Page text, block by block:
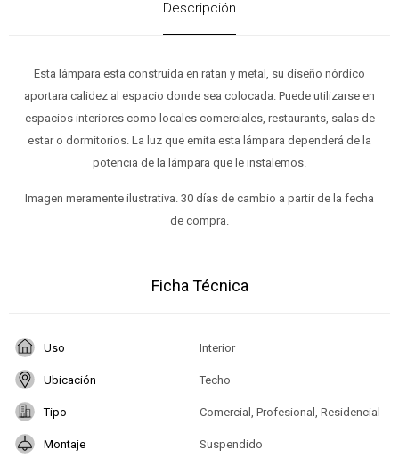
Descripción
Esta lámpara esta construida en ratan y metal, su diseño nórdico
aportara calidez al espacio donde sea colocada. Puede utilizarse en
espacios interiores como locales comerciales, restaurants, salas de
estar o dormitorios. La luz que emita esta lámpara dependerá de la
potencia de la lámpara que le instalemos.
Imagen meramente ilustrativa. 30 días de cambio a partir de la fecha
de compra.
Ficha Técnica
Uso Interior
Ubicación Techo
Tipo Comercial, Profesional, Residencial
Montaje Suspendido